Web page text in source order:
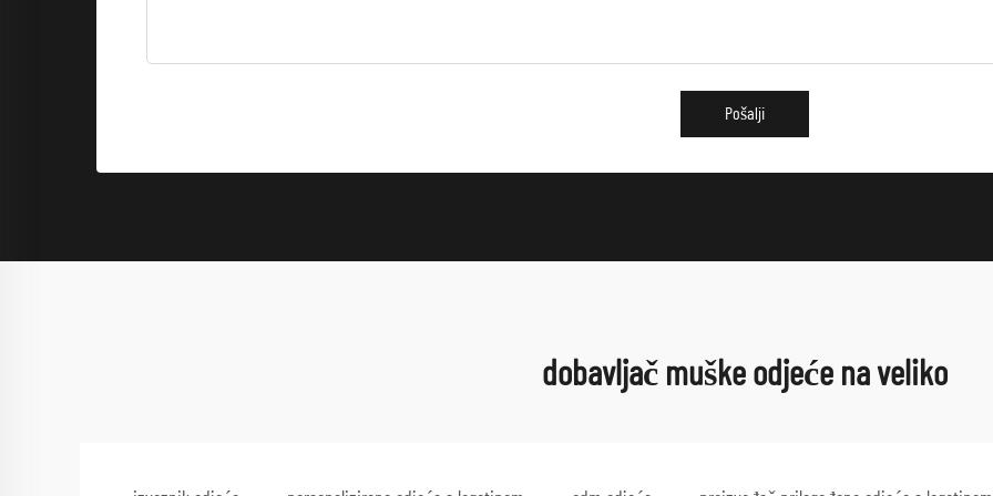
Pošalji
dobavljač muške odjeće na veliko